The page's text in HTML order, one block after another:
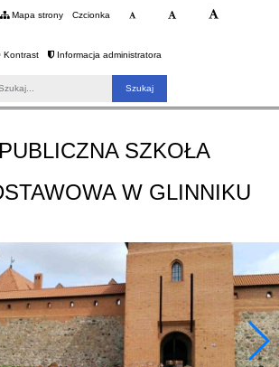
Mapa strony Czcionka
Kontrast Informacja administratora
PUBLICZNA SZKOŁA
W GLINNIKU